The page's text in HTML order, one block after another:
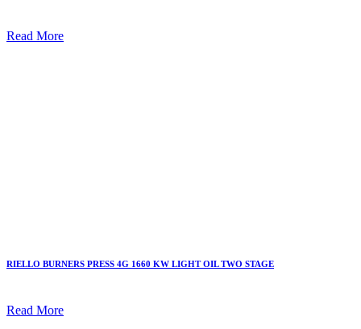
Read More
RIELLO BURNERS PRESS 4G 1660 KW LIGHT OIL TWO STAGE
Read More